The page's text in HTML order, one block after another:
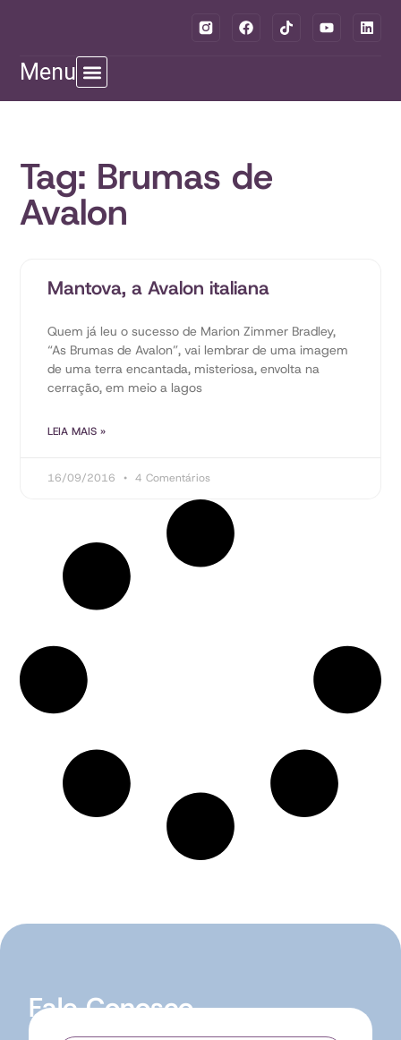
Menu
Tag: Brumas de
Avalon
Mantova, a Avalon italiana
Quem já leu o sucesso de Marion Zimmer Bradley,
“As Brumas de Avalon”, vai lembrar de uma imagem
de uma terra encantada, misteriosa, envolta na
cerração, em meio a lagos
LEIA MAIS »
16/09/2016 4 Comentários
Fale Conosco